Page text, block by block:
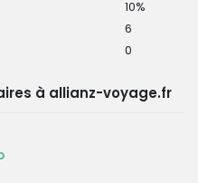
10%
6
0
à allianz-voyage.fr